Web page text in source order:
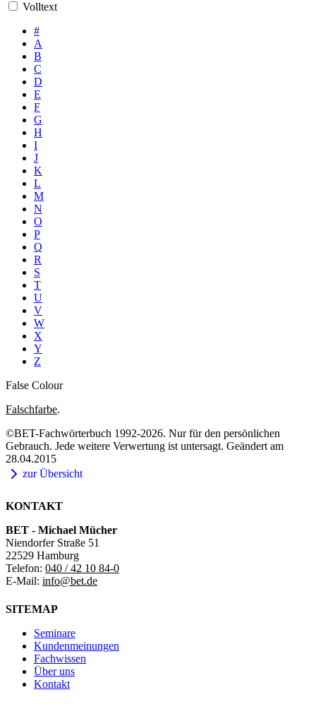
Volltext
#
A
B
C
D
E
F
G
H
I
J
K
L
M
N
O
P
Q
R
S
T
U
V
W
X
Y
Z
False Colour
Falschfarbe.
©BET-Fachwörterbuch 1992-2026. Nur für den persönlichen
Gebrauch. Jede weitere Verwertung ist untersagt. Geändert am
28.04.2015
zur Übersicht
KONTAKT
BET - Michael Mücher
Niendorfer Straße 51
22529 Hamburg
Telefon: 040 / 42 10 84-0
E-Mail: info@bet.de
SITEMAP
Seminare
Kundenmeinungen
Fachwissen
Über uns
Kontakt